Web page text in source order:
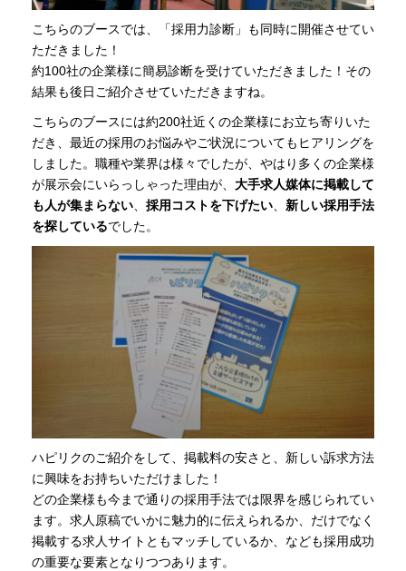
こちらのブースでは、「採用力診断」も同時に開催させてい
ただきました！
約100社の企業様に簡易診断を受けていただきました！その
結果も後日ご紹介させていただきますね。
こちらのブースには約200社近くの企業様にお立ち寄りいた
だき、最近の採用のお悩みやご状況についてもヒアリングを
しました。職種や業界は様々でしたが、やはり多くの企業様
が展示会にいらっしゃった理由が、 大手求人媒体に掲載して
も人が集まらない
採用コストを下げたい
新しい採用手法
を探しているでした。
ハピリクのご紹介をして、掲載料の安さと、新しい訴求方法
に興味をお持ちいただけました！
どの企業様も今まで通りの採用手法では限界を感じられてい
ます。求人原稿でいかに魅力的に伝えられるか、だけでなく
掲載する求人サイトともマッチしているか、なども採用成功
の重要な要素となりつつあります。